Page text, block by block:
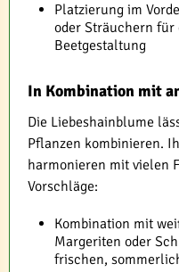
Platzierung im
oder Sträuchern
Beetgestaltung
In Kombination mit
Die Liebeshainblume
Pflanzen kombinieren.
harmonieren mit vielen
Vorschläge:
Kombination mit
Margeriten oder
frischen,